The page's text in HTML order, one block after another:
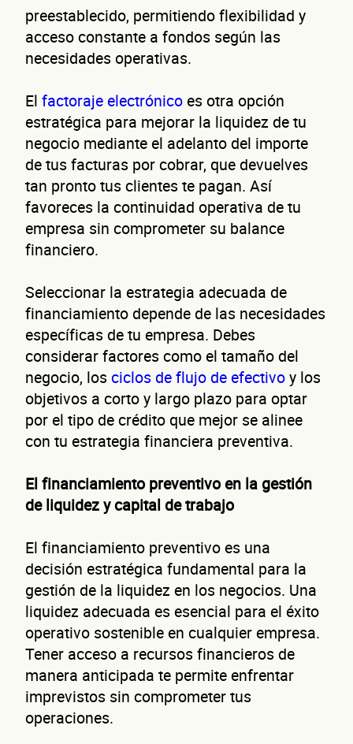
preestablecido, permitiendo flexibilidad y
acceso constante a fondos según las
necesidades operativas.
El factoraje electrónicoes otra opción
estratégica para mejorar la liquidez de tu
negocio mediante el adelanto del importe
de tus facturas por cobrar, que devuelves
tan pronto tus clientes te pagan. Así
favoreces la continuidad operativa de tu
empresa sin comprometer su balance
financiero.
Seleccionar la estrategia adecuada de
financiamiento depende de las necesidades
específicas de tu empresa. Debes
considerar factores como el tamaño del
negocio, losciclos de flujo de efectivoy los
objetivos a corto y largo plazo para optar
por el tipo de crédito que mejor se alinee
con tu estrategia financiera preventiva.
El financiamiento preventivo en la gestión
de liquidez y capital de trabajo
El financiamiento preventivo es una
decisión estratégica fundamental para la
gestión de la liquidez en los negocios. Una
liquidez adecuada es esencial para el éxito
operativo sostenible en cualquier empresa.
Tener acceso a recursos financieros de
manera anticipada te permite enfrentar
imprevistos sin comprometer tus
operaciones.